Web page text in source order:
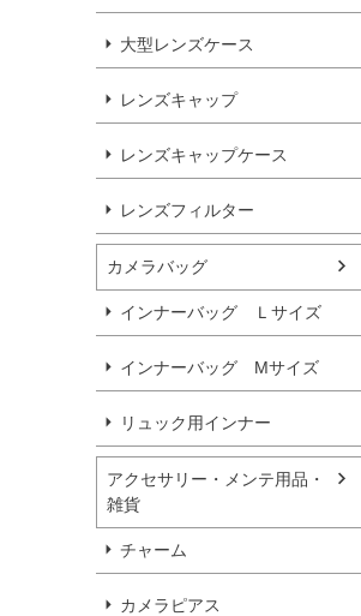
大型レンズケース
レンズキャップ
レンズキャップケース
レンズフィルター
カメラバッグ
インナーバッグ Ｌサイズ
インナーバッグ Мサイズ
リュック用インナー
アクセサリー・メンテ用品・
雑貨
チャーム
カメラピアス